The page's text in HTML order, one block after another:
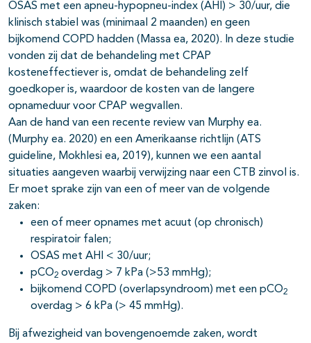
OSAS met een apneu-hypopneu-index (AHI) > 30/uur, die
klinisch stabiel was (minimaal 2 maanden) en geen
bijkomend COPD hadden (Massa ea, 2020). In deze studie
vonden zij dat de behandeling met CPAP
kosteneffectiever is, omdat de behandeling zelf
goedkoper is, waardoor de kosten van de langere
opnameduur voor CPAP wegvallen.
Aan de hand van een recente review van Murphy ea.
(Murphy ea. 2020) en een Amerikaanse richtlijn (ATS
guideline, Mokhlesi ea, 2019), kunnen we een aantal
situaties aangeven waarbij verwijzing naar een CTB zinvol is.
Er moet sprake zijn van een of meer van de volgende
zaken:
een of meer opnames met acuut (op chronisch)
respiratoir falen;
OSAS met AHI < 30/uur;
pCO2 overdag > 7 kPa (>53 mmHg);
bijkomend COPD (overlapsyndroom) met een pCO2
overdag > 6 kPa (> 45 mmHg).
Bij afwezigheid van bovengenoemde zaken, wordt